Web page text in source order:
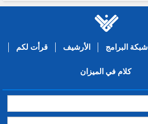
شبكة البرامج الأرشيف قرأت لكم
كلام في الميزان